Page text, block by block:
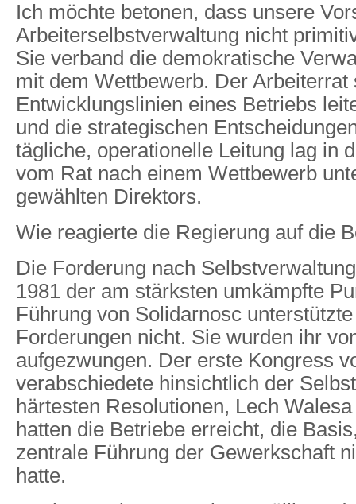
Ich möchte betonen, dass unsere
Arbeiterselbstverwaltung nicht
Sie verband die demokratische
mit dem Wettbewerb. Der Arbeiterrat
Entwicklungslinien eines Betriebs
und die strategischen
tägliche, operationelle Leitung lag in
vom Rat nach einem Wettbewerb
gewählten Direktors.
Wie reagierte die Regierung auf die
Die Forderung nach
1981 der am stärksten umkämpfte
Führung von Solidarnosc
Forderungen nicht. Sie wurden ihr
aufgezwungen. Der erste Kongress
verabschiedete hinsichtlich der
härtesten Resolutionen, Lech
hatten die Betriebe erreicht, die
zentrale Führung der Gewerkschaft
hatte.